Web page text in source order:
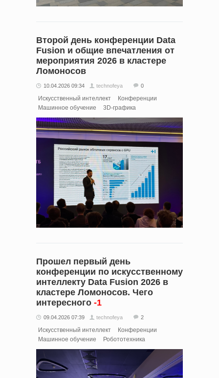
Второй день конференции Data
Fusion и общие впечатления от
мероприятия 2026 в кластере
Ломоносов
10.04.2026 09:34 technofeya 0
Искусственный интеллект
Конференции
Машинное обучение
3D-графика
Прошел первый день
конференции по искусственному
интеллекту Data Fusion 2026 в
кластере Ломоносов. Чего
интересного -1
09.04.2026 07:39 technofeya 2
Искусственный интеллект
Конференции
Машинное обучение
Робототехника